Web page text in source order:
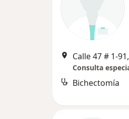
Calle 47 # 1-
Consulta
Bichectomía